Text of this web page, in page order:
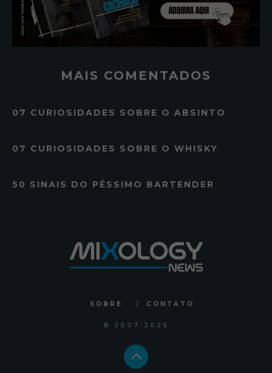
MAIS COMENTADOS
07 CURIOSIDADES SOBRE O ABSINTO
07 CURIOSIDADES SOBRE O WHISKY
50 SINAIS DO PÉSSIMO BARTENDER
SOBRE CONTATO
© 2007 -2026